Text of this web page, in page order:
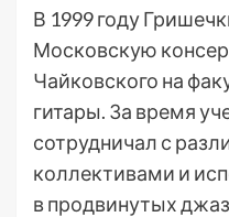
В 1999 году
Московскую
Чайковского на
гитары. За время
сотрудничал с
коллективами и
в продвинутых